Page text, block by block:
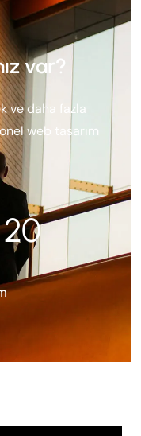
var?
ve daha fazla
web tasarım